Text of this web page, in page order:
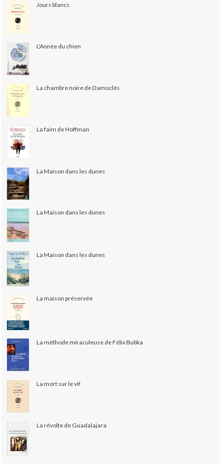
Jours blancs
L'Année du chien
La chambre noire de Damoclès
La faim de Hoffman
La Maison dans les dunes
La Maison dans les dunes
La Maison dans les dunes
La maison préservée
La méthode miraculeuse de Félix Bubka
La mort sur le vif
La révolte de Guadalajara